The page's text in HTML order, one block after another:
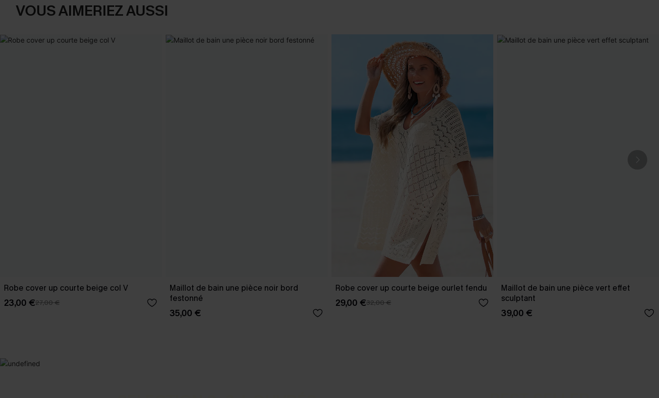
VOUS AIMERIEZ AUSSI
Robe cover up courte beige col V
23,00 €27,00 €
Maillot de bain une pièce noir bord
festonné
35,00 €
Robe cover up courte beige ourlet fendu
29,00 €32,00 €
Maillot de bain une pièce vert effet
sculptant
39,00 €